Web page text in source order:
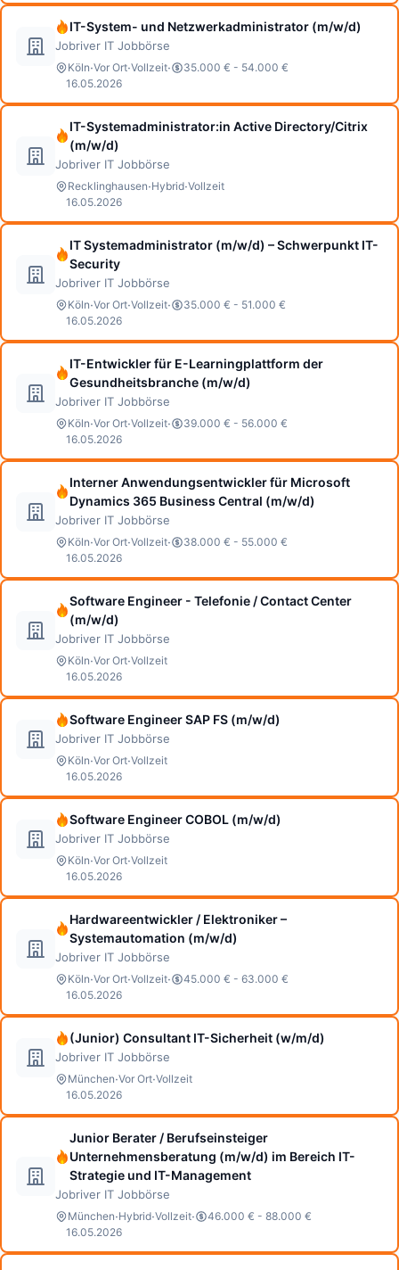
IT-System- und Netzwerkadministrator (m/w/d)
Jobriver IT Jobbörse
Köln·Vor Ort·Vollzeit·
35.000 € - 54.000 €
16.05.2026
IT-Systemadministrator:in Active Directory/Citrix
(m/w/d)
Jobriver IT Jobbörse
Recklinghausen·Hybrid·Vollzeit
16.05.2026
IT Systemadministrator (m/w/d) – Schwerpunkt IT-
Security
Jobriver IT Jobbörse
Köln·Vor Ort·Vollzeit·
35.000 € - 51.000 €
16.05.2026
IT-Entwickler für E-Learningplattform der
Gesundheitsbranche (m/w/d)
Jobriver IT Jobbörse
Köln·Vor Ort·Vollzeit·
39.000 € - 56.000 €
16.05.2026
Interner Anwendungsentwickler für Microsoft
Dynamics 365 Business Central (m/w/d)
Jobriver IT Jobbörse
Köln·Vor Ort·Vollzeit·
38.000 € - 55.000 €
16.05.2026
Software Engineer - Telefonie / Contact Center
(m/w/d)
Jobriver IT Jobbörse
Köln·Vor Ort·Vollzeit
16.05.2026
Software Engineer SAP FS (m/w/d)
Jobriver IT Jobbörse
Köln·Vor Ort·Vollzeit
16.05.2026
Software Engineer COBOL (m/w/d)
Jobriver IT Jobbörse
Köln·Vor Ort·Vollzeit
16.05.2026
Hardwareentwickler / Elektroniker –
Systemautomation (m/w/d)
Jobriver IT Jobbörse
Köln·Vor Ort·Vollzeit·
45.000 € - 63.000 €
16.05.2026
(Junior) Consultant IT-Sicherheit (w/m/d)
Jobriver IT Jobbörse
München·Vor Ort·Vollzeit
16.05.2026
Junior Berater / Berufseinsteiger
Unternehmensberatung (m/w/d) im Bereich IT-
Strategie und IT-Management
Jobriver IT Jobbörse
München·Hybrid·Vollzeit·
46.000 € - 88.000 €
16.05.2026